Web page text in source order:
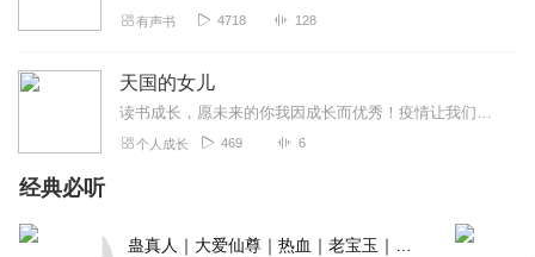
有声书 4718 128
天国的女儿
读书成长，愿未来的你我因成长而优秀！疫情让我们不得不居家，但一定不能躺平！我们现在的样子是曾经的我们用时间亲手塑造的！而不久的将来，我们的样子又取决于现在使用时...
个人成长 469 6
经典必听